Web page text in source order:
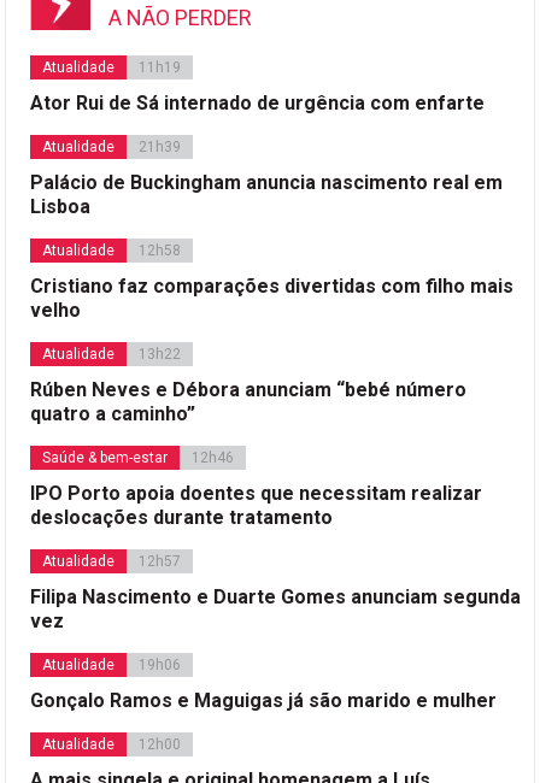
A NÃO PERDER
Atualidade 11h19
Ator Rui de Sá internado de urgência com enfarte
Atualidade 21h39
Palácio de Buckingham anuncia nascimento real em
Lisboa
Atualidade 12h58
Cristiano faz comparações divertidas com filho mais
velho
Atualidade 13h22
Rúben Neves e Débora anunciam “bebé número
quatro a caminho”
Saúde & bem-estar 12h46
IPO Porto apoia doentes que necessitam realizar
deslocações durante tratamento
Atualidade 12h57
Filipa Nascimento e Duarte Gomes anunciam segunda
vez
Atualidade 19h06
Gonçalo Ramos e Maguigas já são marido e mulher
Atualidade 12h00